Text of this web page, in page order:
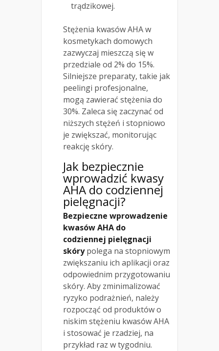
trądzikowej.
Stężenia kwasów AHA w
kosmetykach domowych
zazwyczaj mieszczą się w
przedziale od 2% do 15%.
Silniejsze preparaty, takie jak
peelingi profesjonalne,
mogą zawierać stężenia do
30%. Zaleca się zaczynać od
niższych stężeń i stopniowo
je zwiększać, monitorując
reakcję skóry.
Jak bezpiecznie
wprowadzić kwasy
AHA do codziennej
pielęgnacji?
Bezpieczne wprowadzenie
kwasów AHA do
codziennej pielęgnacji
skórypolega na stopniowym
zwiększaniu ich aplikacji oraz
odpowiednim przygotowaniu
skóry. Aby zminimalizować
ryzyko podrażnień, należy
rozpocząć od produktów o
niskim stężeniu kwasów AHA
i stosować je rzadziej, na
przykład raz w tygodniu.